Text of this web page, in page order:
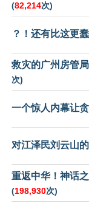
(82,214次)
？！还有比这更
救灾的广州房管
次)
一个惊人内幕让
对江泽民刘云山
重返中华！神话
(198,930次)